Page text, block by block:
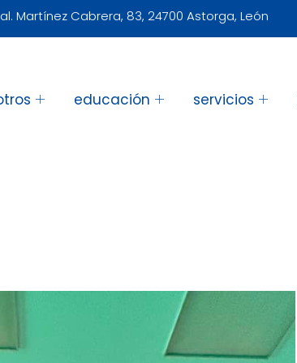
Martínez Cabrera, 83, 24700 Astorga, León
educación servicios